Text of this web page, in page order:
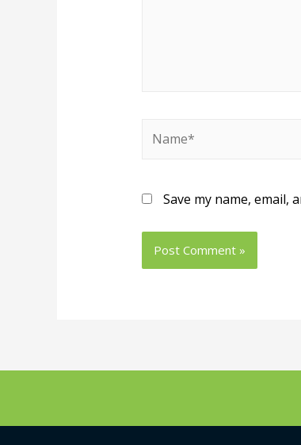
Save my name, email,